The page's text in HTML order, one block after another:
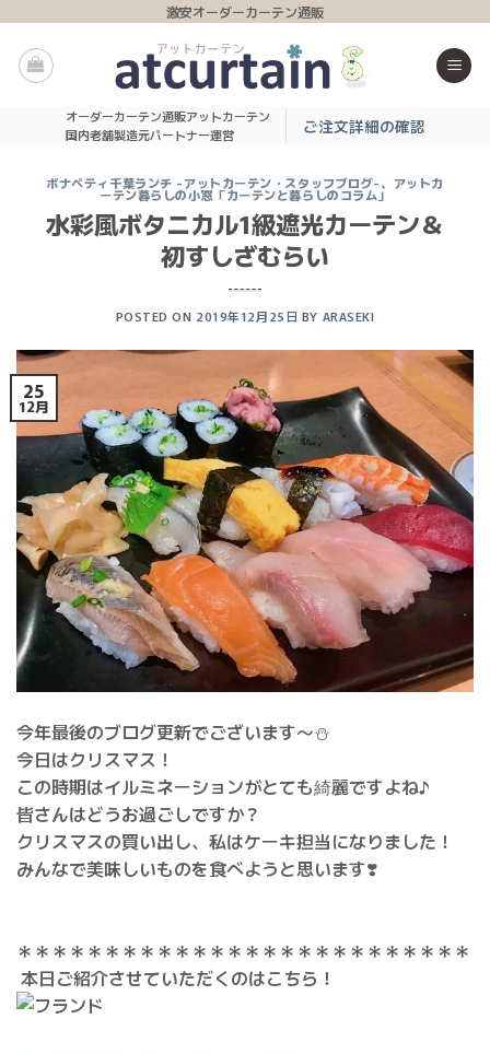
content
激安オーダーカーテン通販
オーダーカーテン通販アットカーテン
国内老舗製造元パートナー運営
ご注文詳細の確認
ボナペティ千葉ランチ -アットカーテン・スタッフブログ-、 アットカ
ーテン暮らしの小窓「カーテンと暮らしのコラム」
水彩風ボタニカル1級遮光カーテン＆
初すしざむらい
POSTED ON 2019年12月25日 BY ARASEKI
25
12月
今年最後のブログ更新でございます〜⛄️
今日はクリスマス！
この時期はイルミネーションがとても綺麗ですよね♪
皆さんはどうお過ごしですか？
クリスマスの買い出し、私はケーキ担当になりました！
みんなで美味しいものを食べようと思います❣️
＊＊＊＊＊＊＊＊＊＊＊＊＊＊＊＊＊＊＊＊＊＊＊＊＊＊
本日ご紹介させていただくのはこちら！